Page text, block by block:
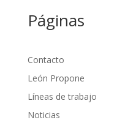
Páginas
Contacto
León Propone
Líneas de trabajo
Noticias